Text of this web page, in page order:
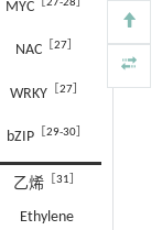
MYC ［27-28
NAC［ 27］
WRKY［ 27］
bZIP［ 29-30］
乙烯［ 31
Ethylene